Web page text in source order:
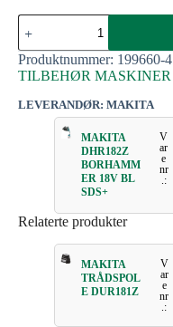
Produktnummer: 199660-4
TILBEHØR MASKINER
LEVERANDØR: MAKITA
MAKITA
DHR182Z
BORHAMM
ER 18V BL
SDS+
V
ar
e
nr
.:
Relaterte produkter
MAKITA
TRÅDSPOL
E DUR181Z
V
ar
e
nr
.: